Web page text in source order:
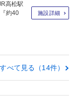
高松駅
約40
施設詳細
べて見る（14件）